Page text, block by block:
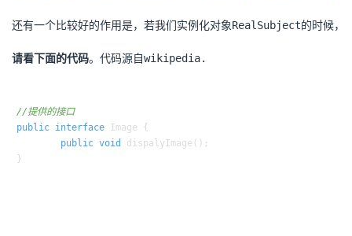
还有一个比较好的作用是，若我们实例化对象RealSubject的时候
请看下面的代码。代码源自wikipedia.
//提供的接口
public interface Image {
public void dispalyImage () ;